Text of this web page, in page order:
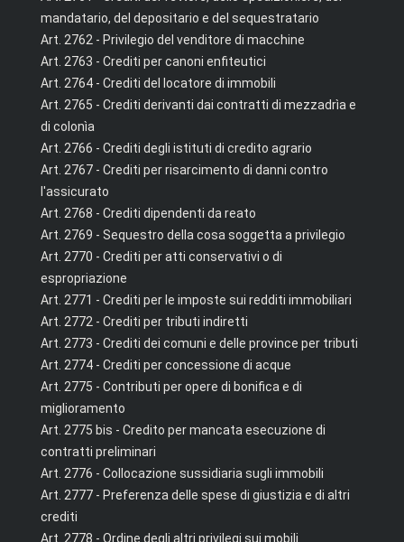
mandatario, del depositario e del sequestratario
Art. 2762 - Privilegio del venditore di macchine
Art. 2763 - Crediti per canoni enfiteutici
Art. 2764 - Crediti del locatore di immobili
Art. 2765 - Crediti derivanti dai contratti di mezzadrìa e
di colonìa
Art. 2766 - Crediti degli istituti di credito agrario
Art. 2767 - Crediti per risarcimento di danni contro
l'assicurato
Art. 2768 - Crediti dipendenti da reato
Art. 2769 - Sequestro della cosa soggetta a privilegio
Art. 2770 - Crediti per atti conservativi o di
espropriazione
Art. 2771 - Crediti per le imposte sui redditi immobiliari
Art. 2772 - Crediti per tributi indiretti
Art. 2773 - Crediti dei comuni e delle province per tributi
Art. 2774 - Crediti per concessione di acque
Art. 2775 - Contributi per opere di bonifica e di
miglioramento
Art. 2775 bis - Credito per mancata esecuzione di
contratti preliminari
Art. 2776 - Collocazione sussidiaria sugli immobili
Art. 2777 - Preferenza delle spese di giustizia e di altri
crediti
Art. 2778 - Ordine degli altri privilegi sui mobili